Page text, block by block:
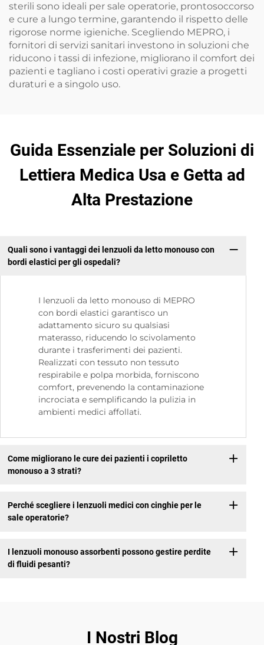
sterili sono ideali per sale operatorie, prontosoccorso
e cure a lungo termine, garantendo il rispetto delle
rigorose norme igieniche. Scegliendo MEPRO, i
fornitori di servizi sanitari investono in soluzioni che
riducono i tassi di infezione, migliorano il comfort dei
pazienti e tagliano i costi operativi grazie a progetti
duraturi e a singolo uso.
Guida Essenziale per Soluzioni di
Lettiera Medica Usa e Getta ad
Alta Prestazione
Quali sono i vantaggi dei lenzuoli da letto monouso con
bordi elastici per gli ospedali?
I lenzuoli da letto monouso di MEPRO
con bordi elastici garantisco un
adattamento sicuro su qualsiasi
materasso, riducendo lo scivolamento
durante i trasferimenti dei pazienti.
Realizzati con tessuto non tessuto
respirabile e polpa morbida, forniscono
comfort, prevenendo la contaminazione
incrociata e semplificando la pulizia in
ambienti medici affollati.
Come migliorano le cure dei pazienti i copriletto
monouso a 3 strati?
Perché scegliere i lenzuoli medici con cinghie per le
sale operatorie?
I lenzuoli monouso assorbenti possono gestire perdite
di fluidi pesanti?
I Nostri Blog